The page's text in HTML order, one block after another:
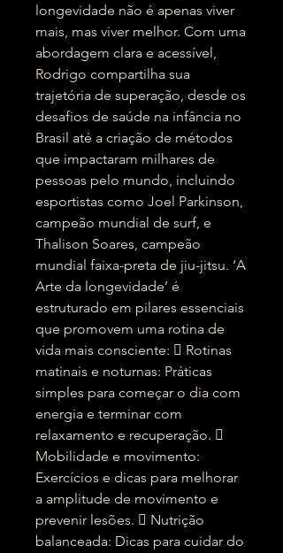
longevidade não é apenas viver
mais, mas viver melhor. Com uma
abordagem clara e acessível,
Rodrigo compartilha sua
trajetória de superação, desde os
desafios de saúde na infância no
Brasil até a criação de métodos
que impactaram milhares de
pessoas pelo mundo, incluindo
esportistas como Joel Parkinson,
campeão mundial de surf, e
Thalison Soares, campeão
mundial faixa-preta de jiu-jitsu. ‘A
Arte da longevidade’ é
estruturado em pilares essenciais
que promovem uma rotina de
vida mais consciente:  Rotinas
matinais e noturnas: Práticas
simples para começar o dia com
energia e terminar com
relaxamento e recuperação. 
Mobilidade e movimento:
Exercícios e dicas para melhorar
a amplitude de movimento e
prevenir lesões.  Nutrição
balanceada: Dicas para cuidar do